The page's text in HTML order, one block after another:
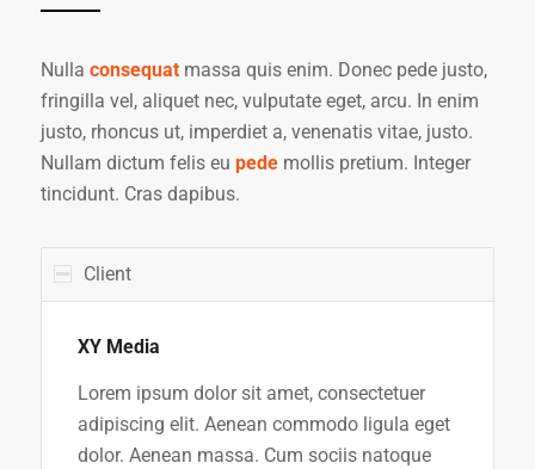
Nulla consequatmassa quis enim. Donec pede justo,
fringilla vel, aliquet nec, vulputate eget, arcu. In enim
justo, rhoncus ut, imperdiet a, venenatis vitae, justo.
Nullam dictum felis eu pedemollis pretium. Integer
tincidunt. Cras dapibus.
Client
XY Media
Lorem ipsum dolor sit amet, consectetuer
adipiscing elit. Aenean commodo ligula eget
dolor. Aenean massa. Cum sociis natoque